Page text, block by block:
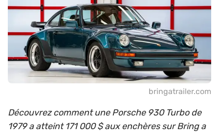
bringatrailer.com
Découvrez comment une Porsche 930 Turbo de
1979 a atteint 171 000 $ aux enchères sur Bring a